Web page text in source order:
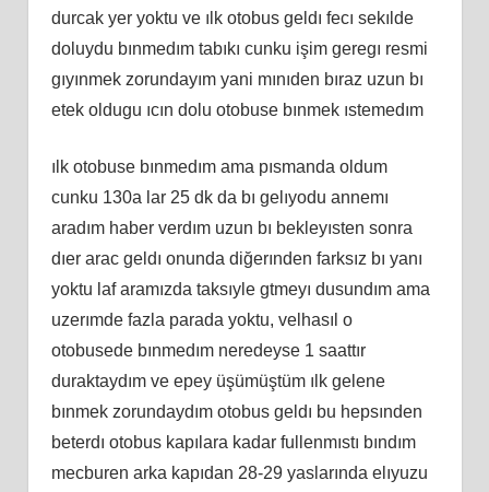
durcak yer yoktu ve ılk otobus geldı fecı sekılde
doluydu bınmedım tabıkı cunku işim geregı resmi
gıyınmek zorundayım yani mınıden bıraz uzun bı
etek oldugu ıcın dolu otobuse bınmek ıstemedım
ılk otobuse bınmedım ama pısmanda oldum
cunku 130a lar 25 dk da bı gelıyodu annemı
aradım haber verdım uzun bı bekleyısten sonra
dıer arac geldı onunda diğerınden farksız bı yanı
yoktu laf aramızda taksıyle gtmeyı dusundım ama
uzerımde fazla parada yoktu, velhasıl o
otobusede bınmedım neredeyse 1 saattır
duraktaydım ve epey üşümüştüm ılk gelene
bınmek zorundaydım otobus geldı bu hepsınden
beterdı otobus kapılara kadar fullenmıstı bındım
mecburen arka kapıdan 28-29 yaslarında elıyuzu